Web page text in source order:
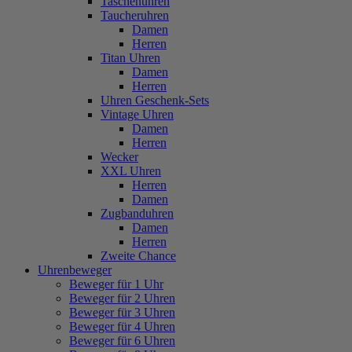
Taucheruhren
Damen
Herren
Titan Uhren
Damen
Herren
Uhren Geschenk-Sets
Vintage Uhren
Damen
Herren
Wecker
XXL Uhren
Herren
Damen
Zugbanduhren
Damen
Herren
Zweite Chance
Uhrenbeweger
Beweger für 1 Uhr
Beweger für 2 Uhren
Beweger für 3 Uhren
Beweger für 4 Uhren
Beweger für 6 Uhren